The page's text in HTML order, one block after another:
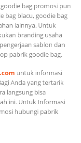
bag promosi pun
bag blacu, goodie bag
lainnya. Untuk
branding usaha
sablon dan
pabrik goodie bag.
untuk informasi
Anda yang tertarik
langsung bisa
ini. Untuk Informasi
hubungi pabrik